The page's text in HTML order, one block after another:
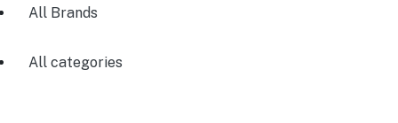
All Brands
All categories